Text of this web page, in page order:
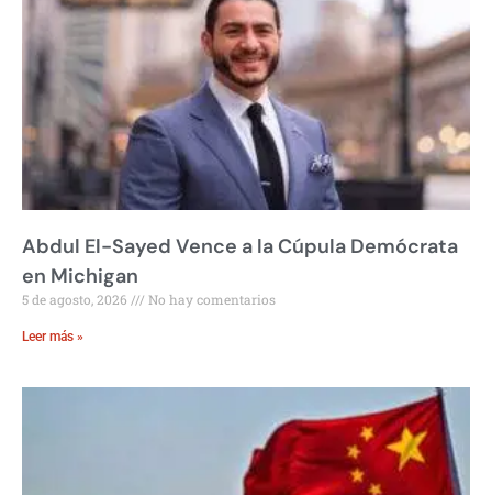
Abdul El-Sayed Vence a la Cúpula Demócrata
en Michigan
5 de agosto, 2026 No hay comentarios
Leer más »